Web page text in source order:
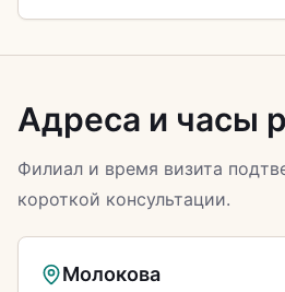
Адреса и часы
Филиал и время визита
короткой консультации.
Молокова